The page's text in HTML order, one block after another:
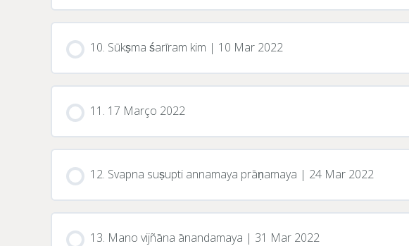
10. Sūkṣma śarīram kim | 10 Mar 2022
11. 17 Março 2022
12. Svapna suṣupti annamaya prāṇamaya | 24 Mar 2022
13. Mano vijñāna ānandamaya | 31 Mar 2022